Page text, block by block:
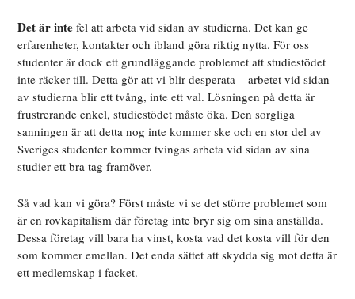
Det är inte fel att arbeta vid sidan av studierna. Det kan ge
erfarenheter, kontakter och ibland göra riktig nytta. För oss
studenter är dock ett grundläggande problemet att studiestödet
inte räcker till. Detta gör att vi blir desperata – arbetet vid sidan
av studierna blir ett tvång, inte ett val. Lösningen på detta är
frustrerande enkel, studiestödet måste öka. Den sorgliga
sanningen är att detta nog inte kommer ske och en stor del av
Sveriges studenter kommer tvingas arbeta vid sidan av sina
studier ett bra tag framöver.
Så vad kan vi göra? Först måste vi se det större problemet som
är en rovkapitalism där företag inte bryr sig om sina anställda.
Dessa företag vill bara ha vinst, kosta vad det kosta vill för den
som kommer emellan. Det enda sättet att skydda sig mot detta är
ett medlemskap i facket.